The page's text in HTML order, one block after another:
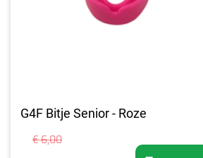
G4F Bitje Senior - Roze
€ 6,00